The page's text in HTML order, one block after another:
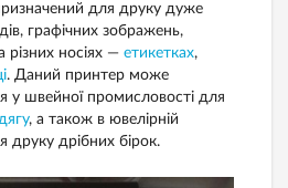
для друку дуже
графічних зображень,
різних носіях — етикетках,
. Даний принтер може
у швейної промисловості для
, а також в ювелірній
друку дрібних бірок.